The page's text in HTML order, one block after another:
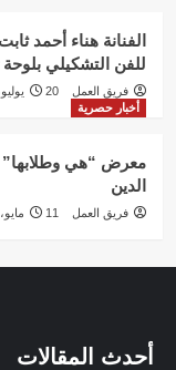
الفنانة هناء أحمد
للفن التشكيلي
فريق العمل
20 يوليو، 2026
أخبار حصرية
معرض “هي وطلابها”
الدين
فريق العمل 11 مايو، 2026
أحدث المقالات